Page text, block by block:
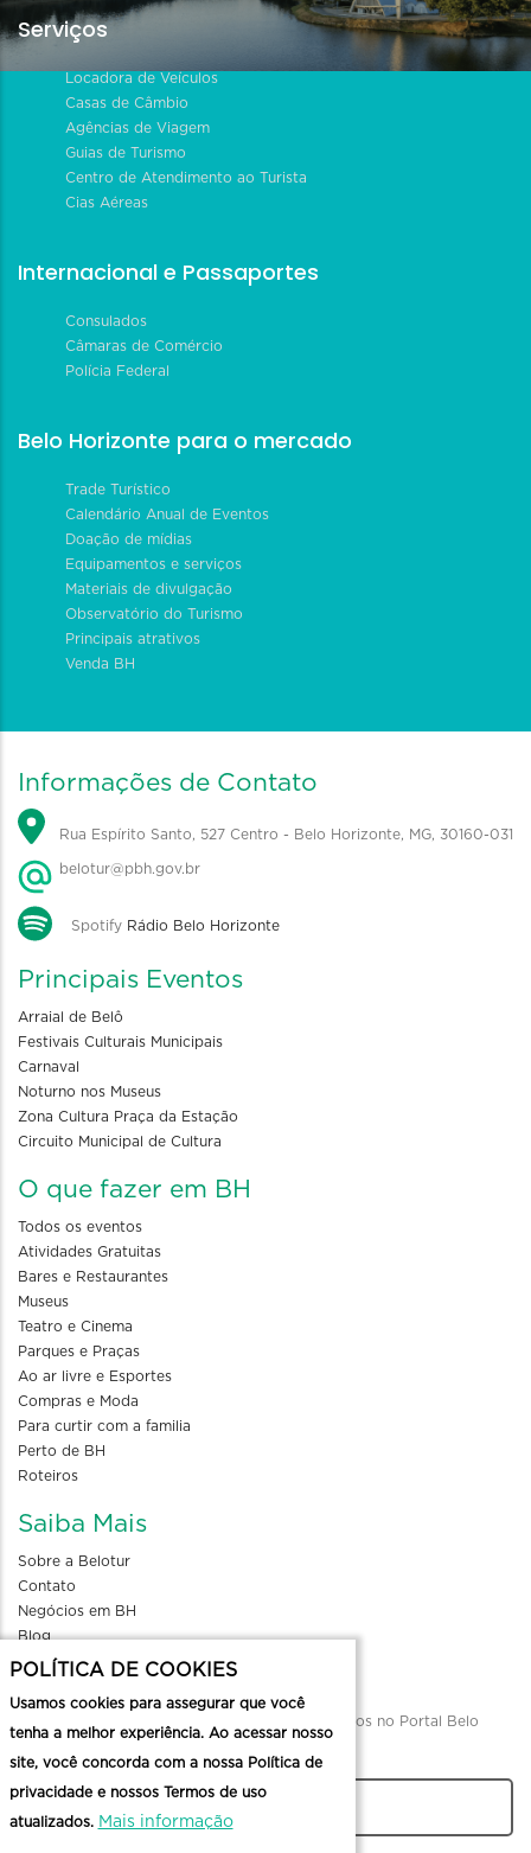
Serviços
Locadora de Veículos
Casas de Câmbio
Agências de Viagem
Guias de Turismo
Centro de Atendimento ao Turista
Cias Aéreas
Internacional e Passaportes
Consulados
Câmaras de Comércio
Polícia Federal
Belo Horizonte para o mercado
Trade Turístico
Calendário Anual de Eventos
Doação de mídias
Equipamentos e serviços
Materiais de divulgação
Observatório do Turismo
Principais atrativos
Venda BH
Informações de Contato
Rua Espírito Santo, 527 Centro - Belo Horizonte, MG, 30160-031
belotur@pbh.gov.br
Spotify Rádio Belo Horizonte
Principais Eventos
Arraial de Belô
Festivais Culturais Municipais
Carnaval
Noturno nos Museus
Zona Cultura Praça da Estação
Circuito Municipal de Cultura
O que fazer em BH
Todos os eventos
Atividades Gratuitas
Bares e Restaurantes
Museus
Teatro e Cinema
Parques e Praças
Ao ar livre e Esportes
Compras e Moda
Para curtir com a familia
Perto de BH
Roteiros
Saiba Mais
Sobre a Belotur
Contato
Negócios em BH
Blog
Divulgue seu evento
Envio de informações para divulgação de eventos no Portal Belo
POLÍTICA DE COOKIES
Usamos cookies para assegurar que você
tenha a melhor experiência. Ao acessar nosso
site, você concorda com a nossa Política de
privacidade e nossos Termos de uso
atualizados. Mais informação